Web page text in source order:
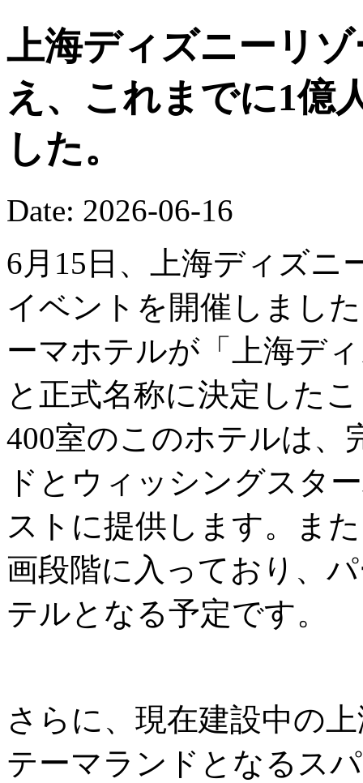
上海ディズニーリ
え、これまでに1億
した。
Date: 2026-06-16
6月15日、上海ディズニ
イベントを開催しまし
ーマホテルが「上海デ
と正式名称に決定した
400室のこのホテルは、
ドとウィッシングスタ
ストに提供します。ま
画段階に入っており、
テルとなる予定です。
さらに、現在建設中の
テーマランドとなるス